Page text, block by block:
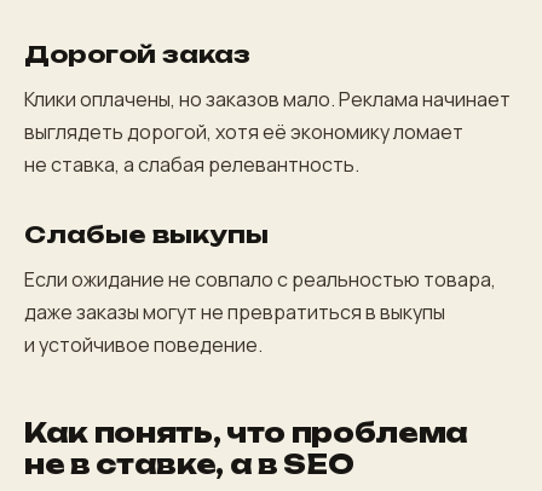
Дорогой заказ
Клики оплачены, но заказов мало. Реклама начинает
выглядеть дорогой, хотя её экономику ломает
не ставка, а слабая релевантность.
Слабые выкупы
Если ожидание не совпало с реальностью товара,
даже заказы могут не превратиться в выкупы
и устойчивое поведение.
Как понять, что проблема
не в ставке, а в SEO